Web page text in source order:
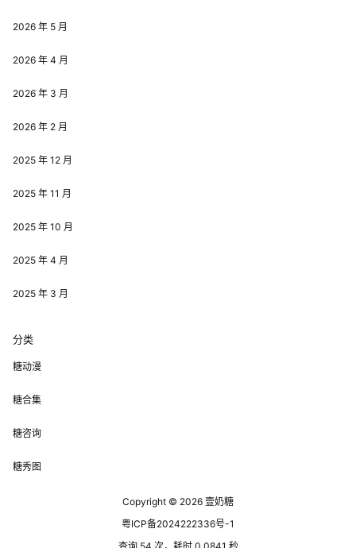
2026 年 5 月
2026 年 4 月
2026 年 3 月
2026 年 2 月
2025 年 12 月
2025 年 11 月
2025 年 10 月
2025 年 4 月
2025 年 3 月
分类
糖动漫
糖合集
糖咨询
糖秀图
Copyright © 2026 壹奶糖
粤ICP备2024222336号-1